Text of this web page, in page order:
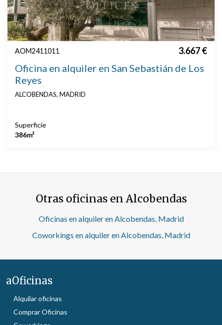
AOM2411011 3.667 €
Oficina en alquiler en San Sebastián de Los
Reyes
ALCOBENDAS, MADRID
Superficie
386m²
Otras oficinas en Alcobendas
Oficinas en alquiler en Alcobendas, Madrid
Coworkings en alquiler en Alcobendas, Madrid
aOficinas
Alquilar oficinas
Comprar Oficinas